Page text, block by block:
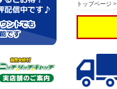
トップページ >